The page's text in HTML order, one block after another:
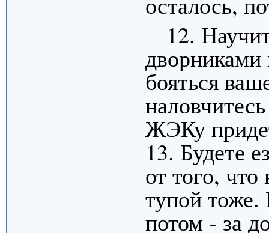
12.
бояться
ЖЭКу
13. Будете
от того,
тупой тоже.
потом - за